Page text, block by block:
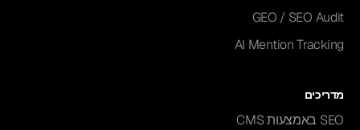
GEO / SEO Audit
AI Mention Tracking
מדריכים
SEO באמצעות CMS